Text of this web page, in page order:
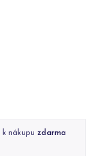
k nákupu zdarma